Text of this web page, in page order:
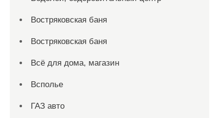
Востряковская баня
Востряковская баня
Всё для дома, магазин
Всполье
ГАЗ авто